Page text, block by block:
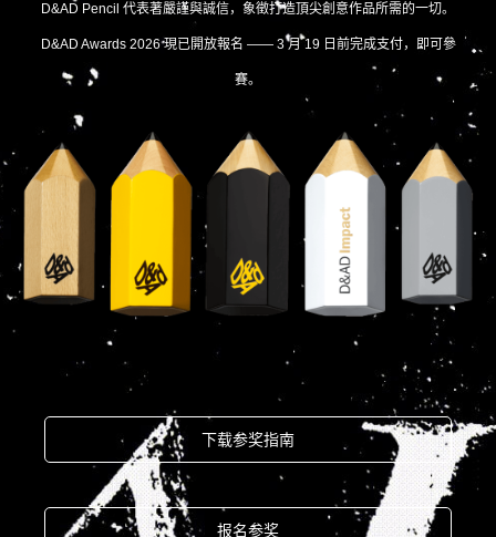
D&AD Pencil 代表著嚴謹與誠信，象徵打造頂尖創意作品所需的一切。
D&AD Awards 2026 現已開放報名 —— 3 月 19 日前完成支付，即可參
賽。
下载参奖指南
报名参奖